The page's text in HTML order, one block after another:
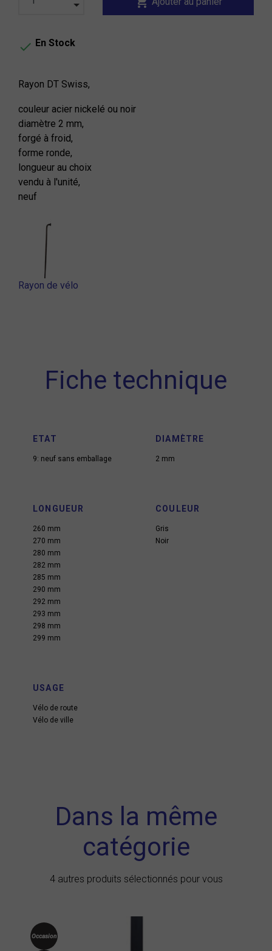
 En Stock
Rayon DT Swiss,
couleur acier nickelé ou noir
diamètre 2 mm,
forgé à froid,
forme ronde,
longueur au choix
vendu à l'unité,
neuf
Rayon de vélo
Fiche technique
ETAT
9: neuf sans emballage
DIAMÈTRE
2 mm
LONGUEUR
260 mm
270 mm
280 mm
282 mm
285 mm
290 mm
292 mm
293 mm
298 mm
299 mm
COULEUR
Gris
Noir
USAGE
Vélo de route
Vélo de ville
Dans la même
catégorie
4 autres produits sélectionnés pour vous
Occasion